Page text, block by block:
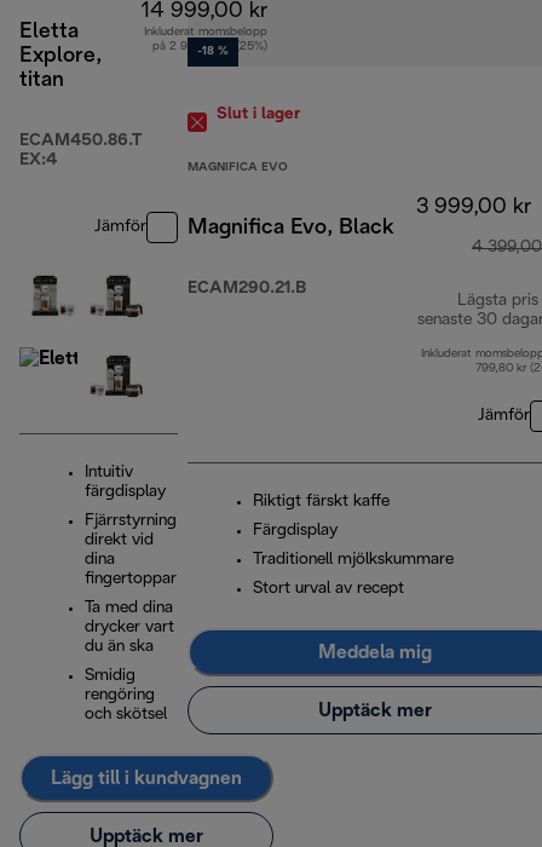
Eletta
Explore,
titan
ECAM450.86.T
EX:4
14 999,00 kr
Inkluderat momsbelopp
på 2 999,80 kr (25%)
Jämför
Intuitiv
färgdisplay
Fjärrstyrning
direkt vid
dina
fingertoppar
Ta med dina
drycker vart
du än ska
Smidig
rengöring
och skötsel
Lägg till i kundvagnen
Upptäck mer
-18 %
Slut i lager
MAGNIFICA EVO
Magnifica Evo, Black
ECAM290.21.B
3 999,00 kr
4
Lägsta pris
senaste 30
Inkluderat
799,80 kr
Jämför
Riktigt färskt kaffe
Färgdisplay
Traditionell mjölkskummare
Stort urval av recept
Meddela mig
Upptäck mer